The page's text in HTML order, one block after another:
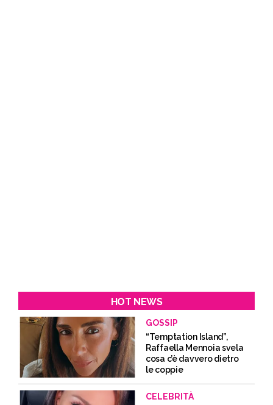
HOT NEWS
GOSSIP
“Temptation Island”,
Raffaella Mennoia svela
cosa c’è davvero dietro
le coppie
CELEBRITÀ